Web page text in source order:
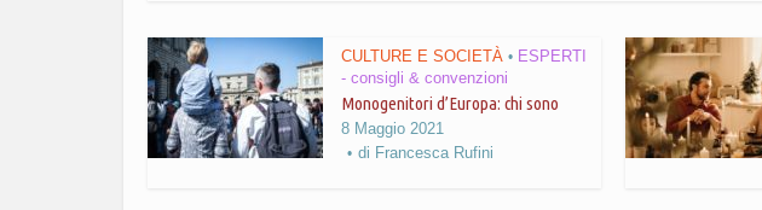
CULTURE E SOCIETÀ • ESPERTI
- consigli & convenzioni
Monogenitori d’Europa: chi sono
8 Maggio 2021
di Francesca Rufini